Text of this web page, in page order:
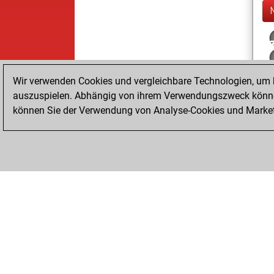
Wir verwenden Cookies und vergleichbare Technologien,
auszuspielen. Abhängig von ihrem Verwendungszweck
können Sie der Verwendung von Analyse-Cookies und